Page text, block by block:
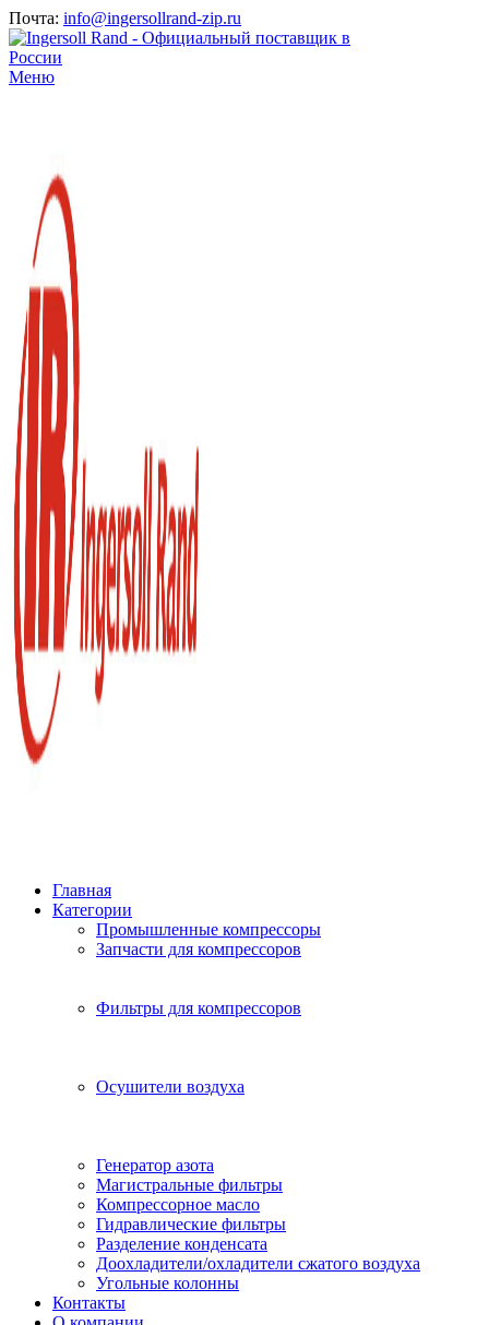
Почта: info@ingersollrand-zip.ru
Меню
Главная
Категории
Промышленные компрессоры
Запчасти для компрессоров
Фильтры для компрессоров
Осушители воздуха
Генератор азота
Магистральные фильтры
Компрессорное масло
Гидравлические фильтры
Разделение конденсата
Доохладители/охладители сжатого воздуха
Угольные колонны
Контакты